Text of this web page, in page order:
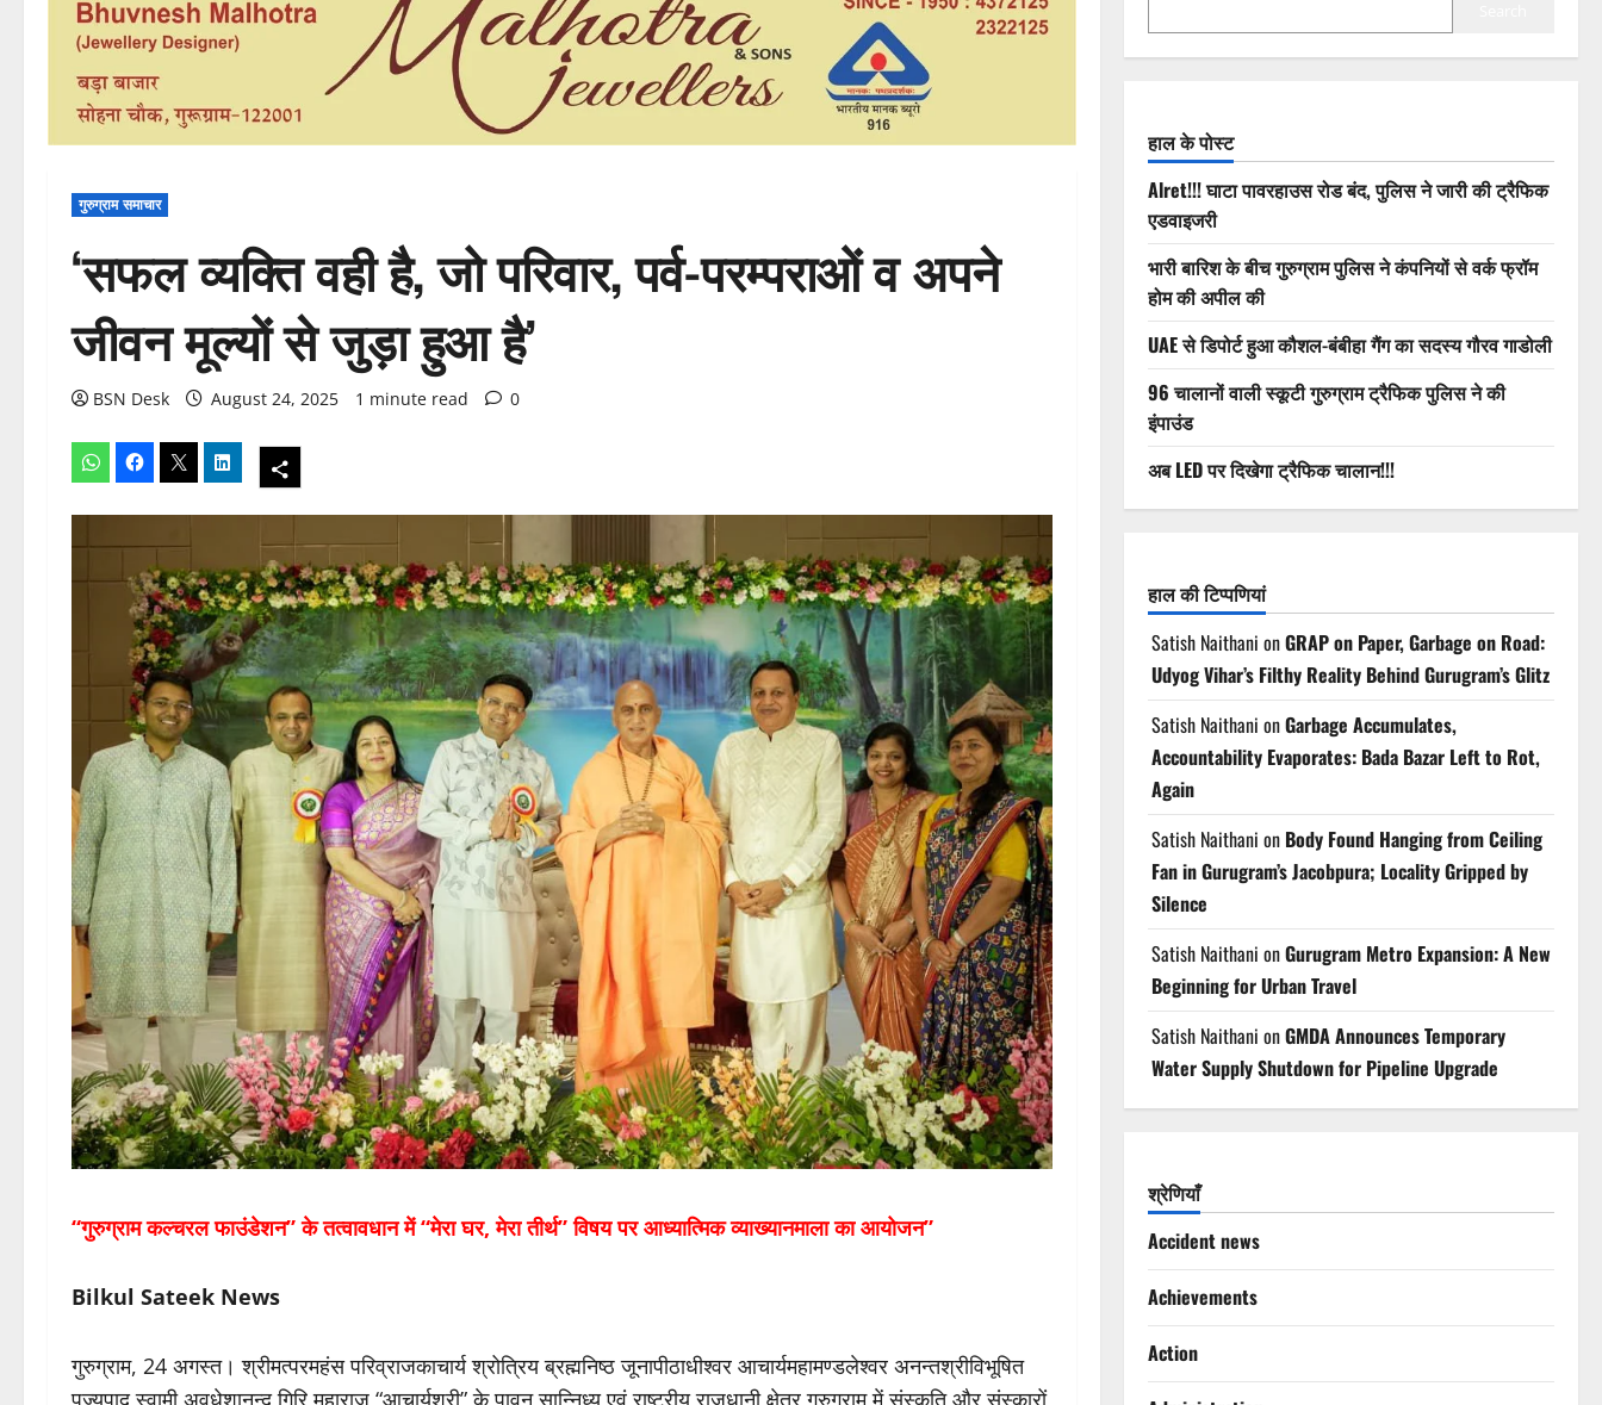
गुरुग्राम समाचार
‘सफल व्यक्ति वही है, जो परिवार, पर्व-परम्पराओं व अपने
जीवन मूल्यों से जुड़ा हुआ है’
BSN Desk August 24, 2025 1 minute read 0
“गुरुग्राम कल्चरल फाउंडेशन” के तत्वावधान में “मेरा घर, मेरा तीर्थ” विषय पर आध्यात्मिक व्याख्यानमाला का आयोजन”
Bilkul Sateek News
गुरुग्राम, 24 अगस्त। श्रीमत्परमहंस परिव्राजकाचार्य श्रोत्रिय ब्रह्मनिष्ठ जूनापीठाधीश्वर आचार्यमहामण्डलेश्वर अनन्तश्रीविभूषित
पूज्यपाद स्वामी अवधेशानन्द गिरि महाराज “आचार्यश्री” के पावन सान्निध्य एवं राष्ट्रीय राजधानी क्षेत्र गुरुग्राम में संस्कृति और संस्कारों
हाल के पोस्ट
Alret!!! घाटा पावरहाउस रोड बंद, पुलिस ने जारी की ट्रैफिक
एडवाइजरी
भारी बारिश के बीच गुरुग्राम पुलिस ने कंपनियों से वर्क फ्रॉम
होम की अपील की
UAE से डिपोर्ट हुआ कौशल-बंबीहा गैंग का सदस्य गौरव गाडोली
96 चालानों वाली स्कूटी गुरुग्राम ट्रैफिक पुलिस ने की
इंपाउंड
अब LED पर दिखेगा ट्रैफिक चालान!!!
हाल की टिप्पणियां
Satish Naithani onGRAP on Paper, Garbage on Road:
Udyog Vihar’s Filthy Reality Behind Gurugram’s Glitz
Satish Naithani onGarbage Accumulates,
Accountability Evaporates: Bada Bazar Left to Rot,
Again
Satish Naithani on Body Found Hanging from Ceiling
Fan in Gurugram’s Jacobpura; Locality Gripped by
Silence
Satish Naithani onGurugram Metro Expansion: A New
Beginning for Urban Travel
Satish Naithani onGMDA Announces Temporary
Water Supply Shutdown for Pipeline Upgrade
श्रेणियाँ
Accident news
Achievements
Action